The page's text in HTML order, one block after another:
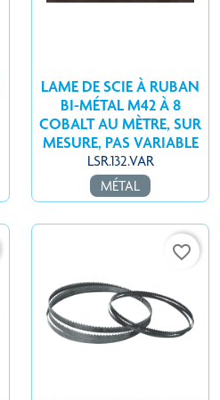
LAME DE SCIE À RUBAN
BI-MÉTAL M42 À 8
COBALT AU MÈTRE, SUR
MESURE, PAS VARIABLE
LSR.132.VAR
MÉTAL
favorite_border